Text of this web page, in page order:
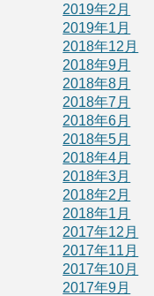
2019年2月
2019年1月
2018年12月
2018年9月
2018年8月
2018年7月
2018年6月
2018年5月
2018年4月
2018年3月
2018年2月
2018年1月
2017年12月
2017年11月
2017年10月
2017年9月